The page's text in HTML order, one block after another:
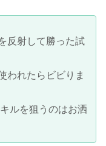
反射して勝った試
われたらビビりま
ルを狙うのはお洒